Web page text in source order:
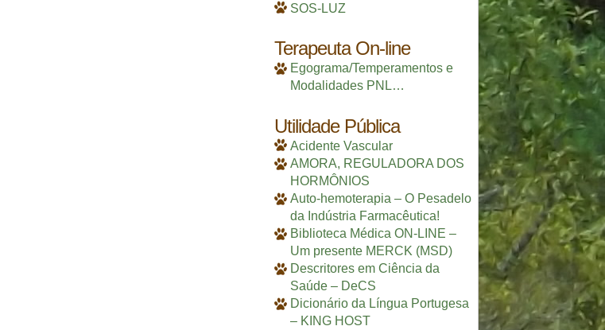
SOS-LUZ
Terapeuta On-line
Egograma/Temperamentos e
Modalidades PNL…
Utilidade Pública
Acidente Vascular
AMORA, REGULADORA DOS
HORMÔNIOS
Auto-hemoterapia – O Pesadelo
da Indústria Farmacêutica!
Biblioteca Médica ON-LINE –
Um presente MERCK (MSD)
Descritores em Ciência da
Saúde – DeCS
Dicionário da Língua Portugesa
– KING HOST